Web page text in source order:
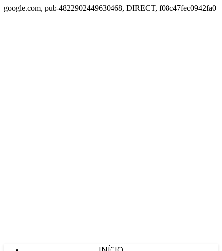
google.com, pub-4822902449630468, DIRECT, f08c47fec0942fa0